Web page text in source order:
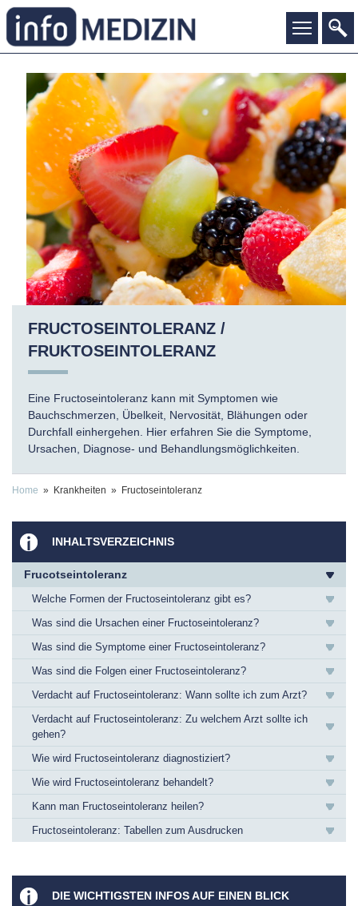
FRUCTOSEINTOLERANZ /
FRUKTOSEINTOLERANZ
Eine Fructoseintoleranz kann mit Symptomen wie
Bauchschmerzen, Übelkeit, Nervosität, Blähungen oder
Durchfall einhergehen. Hier erfahren Sie die Symptome,
Ursachen, Diagnose- und Behandlungsmöglichkeiten.
Home » Krankheiten » Fructoseintoleranz
INHALTSVERZEICHNIS
Frucotseintoleranz
Welche Formen der Fructoseintoleranz gibt es?
Was sind die Ursachen einer Fructoseintoleranz?
Was sind die Symptome einer Fructoseintoleranz?
Was sind die Folgen einer Fructoseintoleranz?
Verdacht auf Fructoseintoleranz: Wann sollte ich zum Arzt?
Verdacht auf Fructoseintoleranz: Zu welchem Arzt sollte ich
gehen?
Wie wird Fructoseintoleranz diagnostiziert?
Wie wird Fructoseintoleranz behandelt?
Kann man Fructoseintoleranz heilen?
Fructoseintoleranz: Tabellen zum Ausdrucken
DIE WICHTIGSTEN INFOS AUF EINEN BLICK